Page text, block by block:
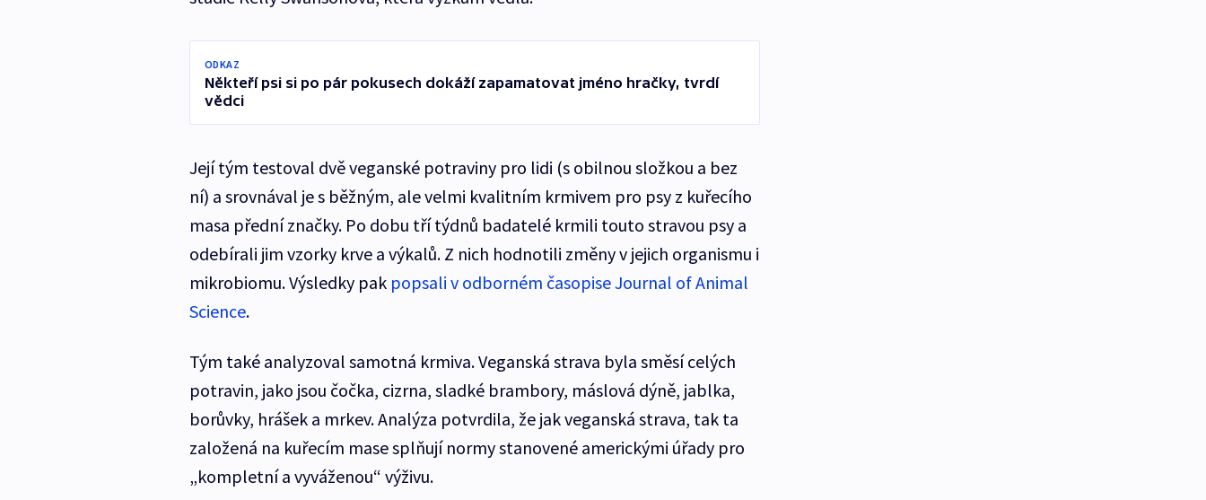
ODKAZ
Někteří psi si po pár pokusech dokáží zapamatovat jméno hračky, tvrdí
vědci
Její tým testoval dvě veganské potraviny pro lidi (s obilnou složkou a bez
ní) a srovnával je s běžným, ale velmi kvalitním krmivem pro psy z kuřecího
masa přední značky. Po dobu tří týdnů badatelé krmili touto stravou psy a
odebírali jim vzorky krve a výkalů. Z nich hodnotili změny v jejich organismu i
mikrobiomu. Výsledky pak popsali v odborném časopise Journal of Animal
Science.
Tým také analyzoval samotná krmiva. Veganská strava byla směsí celých
potravin, jako jsou čočka, cizrna, sladké brambory, máslová dýně, jablka,
borůvky, hrášek a mrkev. Analýza potvrdila, že jak veganská strava, tak ta
založená na kuřecím mase splňují normy stanovené americkými úřady pro
„kompletní a vyváženou“ výživu.